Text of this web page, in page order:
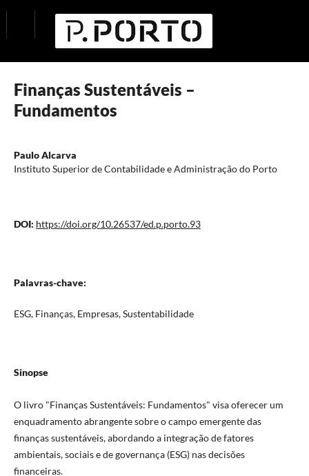
Finanças Sustentáveis –
Fundamentos
Paulo Alcarva
Instituto Superior de Contabilidade e Administração do Porto
DOI: https://doi.org/10.26537/ed.p.porto.93
Palavras-chave:
ESG, Finanças, Empresas, Sustentabilidade
Sinopse
O livro "Finanças Sustentáveis: Fundamentos" visa oferecer um
enquadramento abrangente sobre o campo emergente das
finanças sustentáveis, abordando a integração de fatores
ambientais, sociais e de governança (ESG) nas decisões
financeiras.